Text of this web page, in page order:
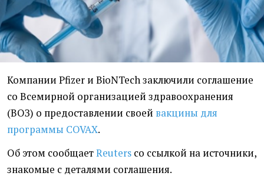
Компании Pfizer и BioNTech заключили соглашение
со Всемирной организацией здравоохранения
(ВОЗ) о предоставлении своей вакцины для
программы COVAX.
Об этом сообщаетReuters со ссылкой на источники,
знакомые с деталями соглашения.